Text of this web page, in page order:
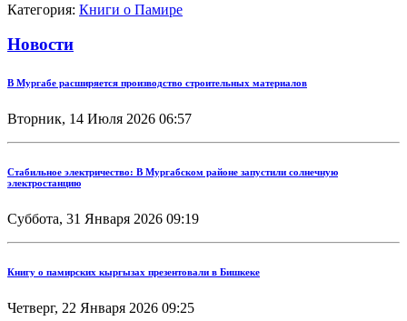
Категория: Книги о Памире
Новости
В Мургабе расширяется производство строительных материалов
Вторник, 14 Июля 2026 06:57
Стабильное электричество: В Мургабском районе запустили солнечную
электростанцию
Суббота, 31 Января 2026 09:19
Книгу о памирских кыргызах презентовали в Бишкеке
Четверг, 22 Января 2026 09:25